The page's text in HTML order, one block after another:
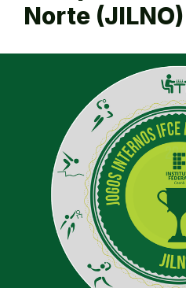
Norte (JILNO)